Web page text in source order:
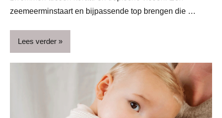
zeemeerminstaart en bijpassende top brengen die …
Lees verder